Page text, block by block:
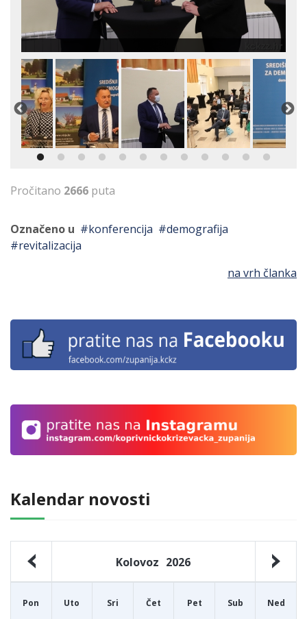
Kalendar novosti
Kolovoz 2026
Pon Uto Sri Čet Pet Sub Ned
Pročitano 2666 puta
Označeno u konferencija
demografija
revitalizacija
na vrh članka